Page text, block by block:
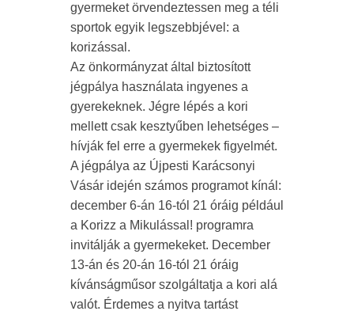
gyermeket örvendeztessen meg a téli
sportok egyik legszebbjével: a
korizással.
Az önkormányzat által biztosított
jégpálya használata ingyenes a
gyerekeknek. Jégre lépés a kori
mellett csak kesztyűben lehetséges –
hívják fel erre a gyermekek figyelmét.
A jégpálya az Újpesti Karácsonyi
Vásár idején számos programot kínál:
december 6-án 16-tól 21 óráig például
a Korizz a Mikulással! programra
invitálják a gyermekeket. December
13-án és 20-án 16-tól 21 óráig
kívánságműsor szolgáltatja a kori alá
valót. Érdemes a nyitva tartást